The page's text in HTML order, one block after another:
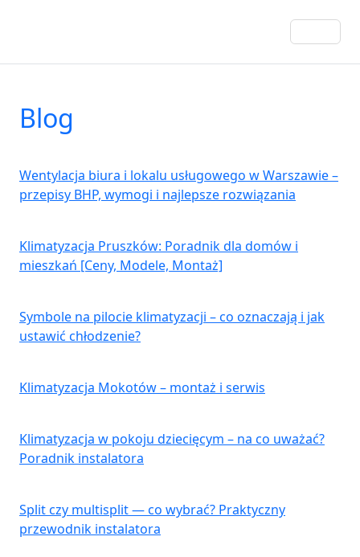
Blog
Wentylacja biura i lokalu usługowego w Warszawie –
przepisy BHP, wymogi i najlepsze rozwiązania
Klimatyzacja Pruszków: Poradnik dla domów i
mieszkań [Ceny, Modele, Montaż]
Symbole na pilocie klimatyzacji – co oznaczają i jak
ustawić chłodzenie?
Klimatyzacja Mokotów – montaż i serwis
Klimatyzacja w pokoju dziecięcym – na co uważać?
Poradnik instalatora
Split czy multisplit — co wybrać? Praktyczny
przewodnik instalatora